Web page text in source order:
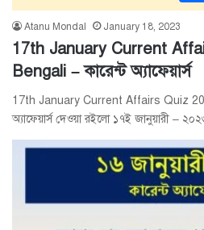
Atanu Mondal January 18, 2023
17th January Current
Bengali – কারেন্ট অ্যাফেয়ার্স
17th January Current Affairs Quiz
অ্যাফেয়ার্স দেওয়া রইলো ১৭ই জানুয়ারী –